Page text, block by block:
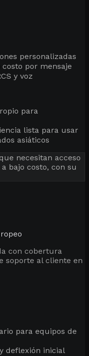
personalizadas
por mensaje
y voz
para
lista para usar
asiáticos
necesitan acceso
bajo costo, con su
con cobertura
soporte al cliente en
para equipos de
deflexión inicial